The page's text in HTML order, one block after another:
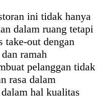
ini tidak hanya
dalam ruang tetapi
take-out dengan
ramah
pelanggan tidak
rasa dalam
hal kualitas